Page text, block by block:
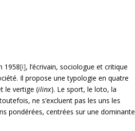
1958[i], l’écrivain, sociologue et critique
Il propose une typologie en quatre
le vertige (ilinx). Le sport, le loto, la
ne s’excluent pas les uns les
pondérées, centrées sur une dominante